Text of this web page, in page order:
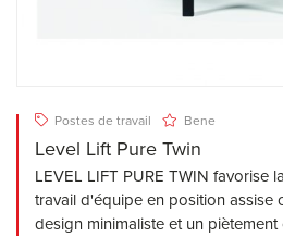
Postes de travail Bene
Level Lift Pure Twin
LEVEL LIFT PURE TWIN favorise
travail d'équipe en position assise
design minimaliste et un piètement